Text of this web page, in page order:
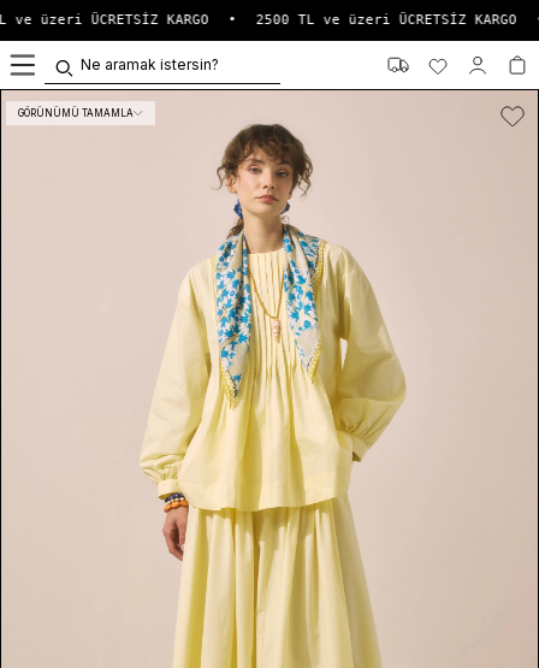
üzeri ÜCRETSİZ KARGO 2500 TL ve üzeri ÜCRETSİZ KARGO
GÖRÜNÜMÜ TAMAMLA